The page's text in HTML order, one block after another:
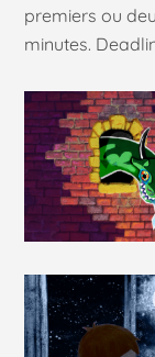
premiers ou
minutes.